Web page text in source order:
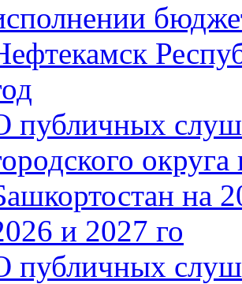
публичных
на
и 2027 го
публичных